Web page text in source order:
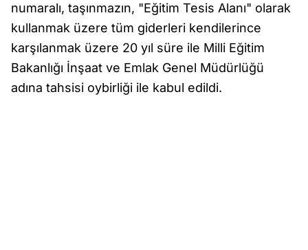
numaralı, taşınmazın, "Eğitim Tesis Alanı" olarak
kullanmak üzere tüm giderleri kendilerince
karşılanmak üzere 20 yıl süre ile Milli Eğitim
Bakanlığı İnşaat ve Emlak Genel Müdürlüğü
adına tahsisi oybirliği ile kabul edildi.